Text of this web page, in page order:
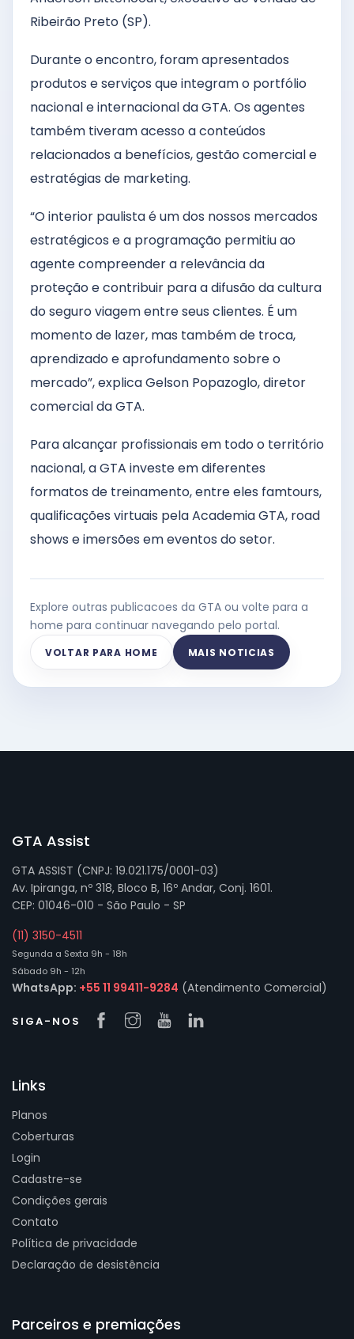
Ribeirão Preto (SP).
Durante o encontro, foram apresentados
produtos e serviços que integram o portfólio
nacional e internacional da GTA. Os agentes
também tiveram acesso a conteúdos
relacionados a benefícios, gestão comercial e
estratégias de marketing.
“O interior paulista é um dos nossos mercados
estratégicos e a programação permitiu ao
agente compreender a relevância da
proteção e contribuir para a difusão da cultura
do seguro viagem entre seus clientes. É um
momento de lazer, mas também de troca,
aprendizado e aprofundamento sobre o
mercado”, explica Gelson Popazoglo, diretor
comercial da GTA.
Para alcançar profissionais em todo o território
nacional, a GTA investe em diferentes
formatos de treinamento, entre eles famtours,
qualificações virtuais pela Academia GTA, road
shows e imersões em eventos do setor.
Explore outras publicacoes da GTA ou volte para a
home para continuar navegando pelo portal.
VOLTAR PARA HOME MAIS NOTICIAS
GTA Assist
GTA ASSIST (CNPJ: 19.021.175/0001-03)
Av. Ipiranga, nº 318, Bloco B, 16º Andar, Conj. 1601.
CEP: 01046-010 - São Paulo - SP
(11) 3150-4511
Segunda a Sexta 9h - 18h
Sábado 9h - 12h
WhatsApp: +55 11 99411-9284 (Atendimento Comercial)
SIGA-NOS
Links
Planos
Coberturas
Login
Cadastre-se
Condições gerais
Contato
Política de privacidade
Declaração de desistência
Parceiros e premiações